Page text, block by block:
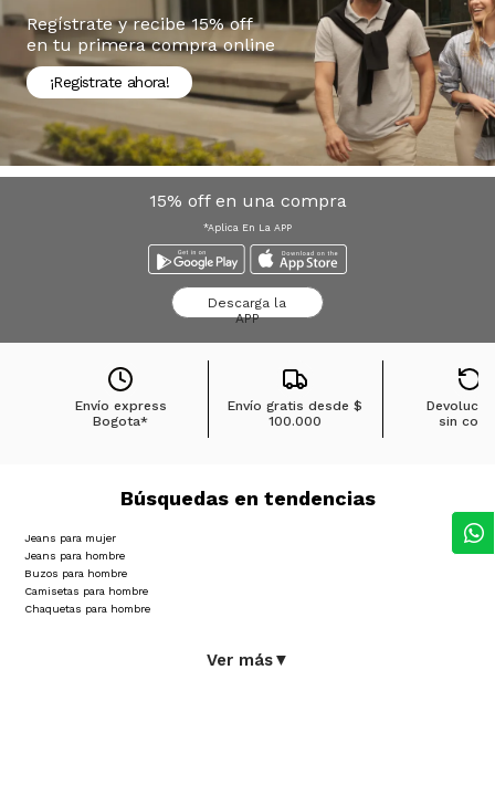
Regístrate y recibe 15% off
en tu primera compra online
¡Registrate ahora!
15% off en una compra
*Aplica En La APP
Descarga la
APP
Envío express
Bogota*
Envío gratis desde$
100.000
sin
Búsquedas en tendencias
Jeans para mujer
Jeans para hombre
Buzos para hombre
Camisetas para hombre
Chaquetas para hombre
Ver más▼